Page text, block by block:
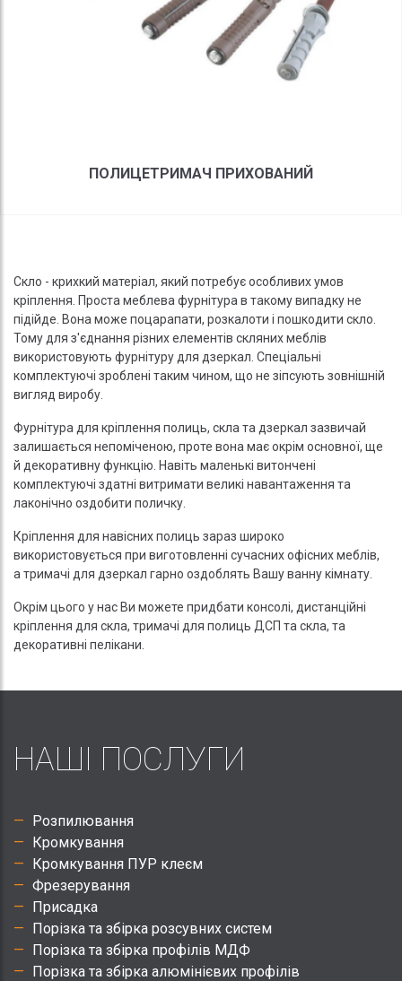
ПОЛИЦЕТРИМАЧ ПРИХОВАНИЙ
Скло - крихкий матеріал, який потребує особливих умов
кріплення. Проста меблева фурнітура в такому випадку не
підійде. Вона може поцарапати, розкалоти і пошкодити скло.
Тому для з'єднання різних елементів скляних меблів
використовують фурнітуру для дзеркал. Спеціальні
комплектуючі зроблені таким чином, що не зіпсують зовнішній
вигляд виробу.
Фурнітура для кріплення полиць, скла та дзеркал зазвичай
залишається непоміченою, проте вона має окрім основної, ще
й декоративну функцію. Навіть маленькі витончені
комплектуючі здатні витримати великі навантаження та
лаконічно оздобити поличку.
Кріплення для навісних полиць зараз широко
використовується при виготовленні сучасних офісних меблів,
а тримачі для дзеркал гарно оздоблять Вашу ванну кімнату.
Окрім цього у нас Ви можете придбати консолі, дистанційні
кріплення для скла, тримачі для полиць ДСП та скла, та
декоративні пелікани.
НАШІ ПОСЛУГИ
Розпилювання
Кромкування
Кромкування ПУР клеєм
Фрезерування
Присадка
Порізка та збірка розсувних систем
Порізка та збірка профілів МДФ
Порізка та збірка алюмінієвих профілів